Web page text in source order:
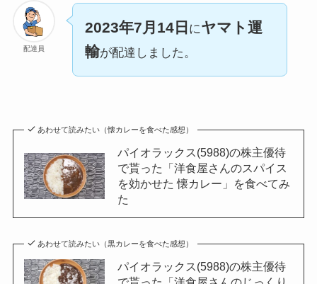
配達員
2023年7月14日 にヤマト運
輸が配達しました。
あわせて読みたい（懐カレーを食べた感想）
パイオラックス(5988)の株主優待
で貰った「洋食屋さんのスパイス
を効かせた 懐カレー」を食べてみ
た
あわせて読みたい（黒カレーを食べた感想）
パイオラックス(5988)の株主優待